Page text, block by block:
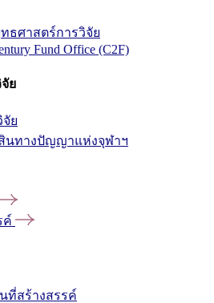
ธศาสตร์การวิจัย
Fund Office (C2F)
ย
ย
นทางปัญญาแห่งจุฬาฯ
ค์
ที่สร้างสรรค์